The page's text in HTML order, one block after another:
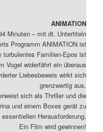
ANIMATION
Minuten – mit dt. Untertiteln
Programm ANIMATION ist
Familien-Epos ist
Vogel widerfährt ein überaus
Liebesbeweis wirkt sich
grenzwertig aus.
sich als Thriller und die
und einem Boxes gerät zu
essentiellen Herausforderung.
Ein Film wird gewinnen!